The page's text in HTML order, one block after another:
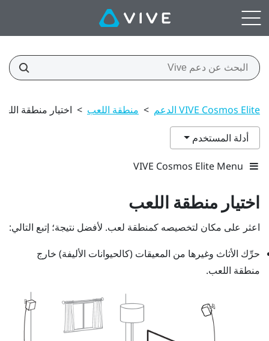
VIVE Cosmos Elite الدعم > منطقة اللعب > اختيار منطقة
أدلة المستخدم
VIVE Cosmos Elite Menu
اختيار منطقة اللعب
اعثر على مكان لتخصيصه كمنطقة لعب. لأفضل نتيجة؛ إتبع التالي:
حرِّك الأثاث وغيرها من المعيقات (كالحيوانات الأليفة) خارج
منطقة اللعب.